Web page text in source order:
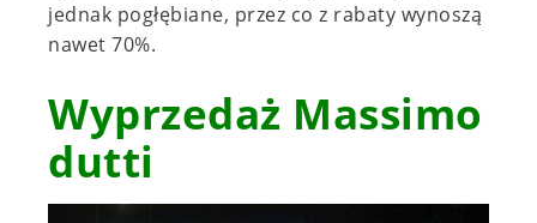
jednak pogłębiane, przez co z rabaty wynoszą
nawet 70%.
Wyprzedaż Massimo
dutti